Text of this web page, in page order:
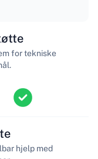
for tekniske
hjelp med